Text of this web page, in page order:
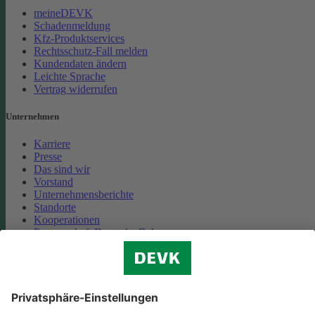
meineDEVK
Schadenmeldung
Kfz-Produktservices
Rechtsschutz-Fall melden
Kundendaten ändern
Leichte Sprache
Vertrag widerrufen
Unternehmen
Karriere
Presse
Das sind wir
Vorstand
Unternehmensberichte
Standorte
Kooperationen
Partnerschaft Deutsche Bahn